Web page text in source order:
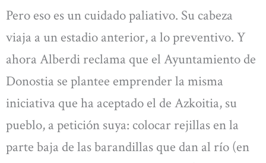
Pero eso es un cuidado paliativo. Su cabeza
viaja a un estadio anterior, a lo preventivo. Y
ahora Alberdi reclama que el Ayuntamiento de
Donostia se plantee emprender la misma
iniciativa que ha aceptado el de Azkoitia, su
pueblo, a petición suya: colocar rejillas en la
parte baja de las barandillas que dan al río (en